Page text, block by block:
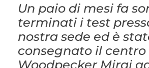
Un paio di mesi fa
terminati i test
nostra sede ed è
consegnato il centro
Woodpecker Mirai